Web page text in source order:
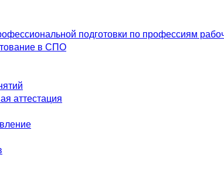
подготовки по профессиям
в СПО
аттестация